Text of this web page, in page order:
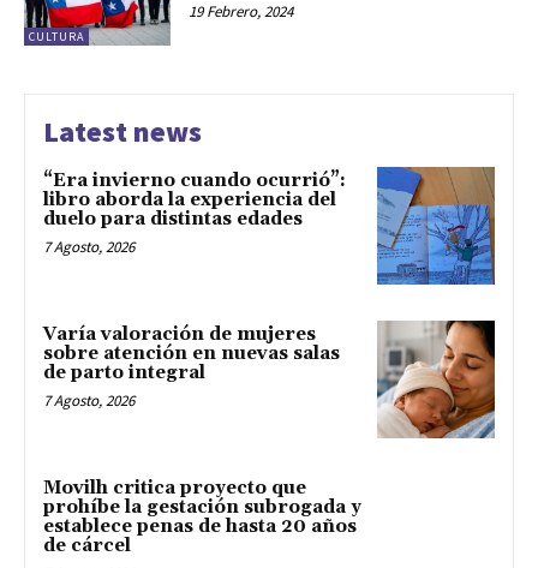
CULTURA
19 Febrero, 2024
Latest news
“Era invierno cuando ocurrió”:
libro aborda la experiencia del
duelo para distintas edades
7 Agosto, 2026
Varía valoración de mujeres
sobre atención en nuevas salas
de parto integral
7 Agosto, 2026
Movilh critica proyecto que
prohíbe la gestación subrogada y
establece penas de hasta 20 años
de cárcel